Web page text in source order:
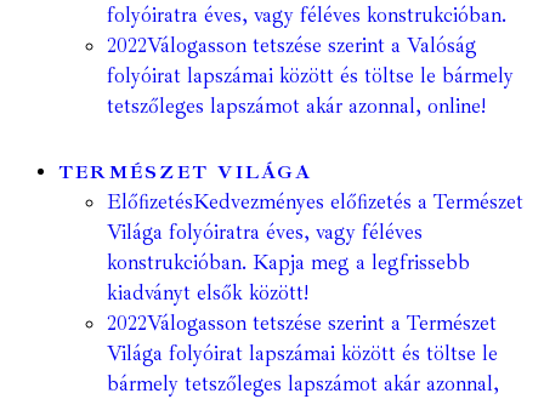
folyóiratra éves, vagy féléves konstrukcióban.
2022Válogasson tetszése szerint a Valóság
folyóirat lapszámai között és töltse le bármely
tetszőleges lapszámot akár azonnal, online!
TERMÉSZET VILÁGA
ElőfizetésKedvezményes előfizetés a Természet
Világa folyóiratra éves, vagy féléves
konstrukcióban. Kapja meg a legfrissebb
kiadványt elsők között!
2022Válogasson tetszése szerint a Természet
Világa folyóirat lapszámai között és töltse le
bármely tetszőleges lapszámot akár azonnal,